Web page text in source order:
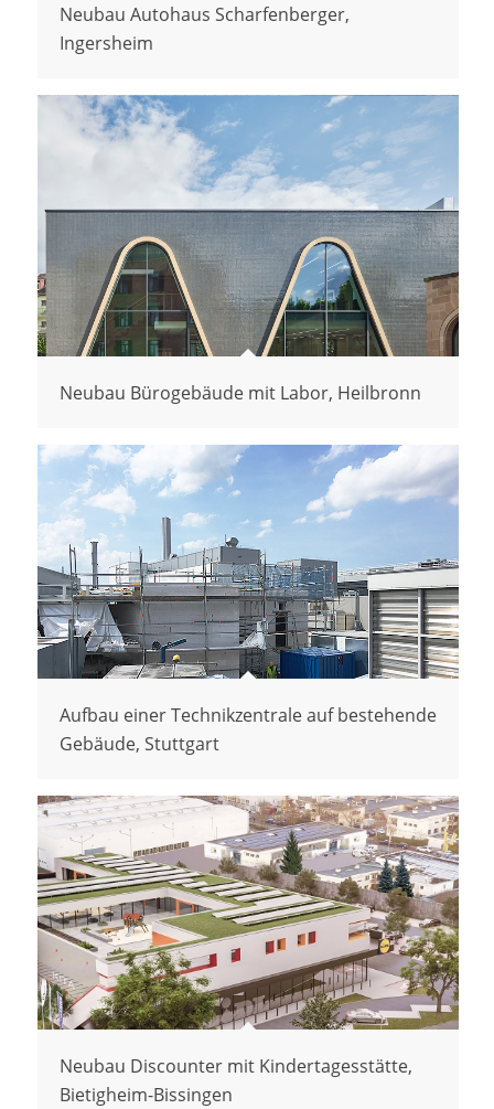
Neubau Autohaus Scharfenberger,
Ingersheim
Neubau Bürogebäude mit Labor, Heilbronn
Aufbau einer Technikzentrale auf bestehende
Gebäude, Stuttgart
Neubau Discounter mit Kindertagesstätte,
Bietigheim-Bissingen